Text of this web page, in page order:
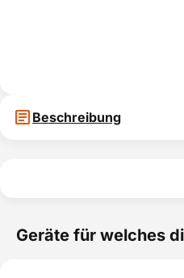
Beschreibung
Geräte für welches